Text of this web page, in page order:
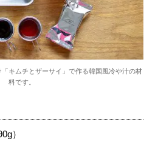
キムチとザーサイ」で作る韓国風冷や汁の材
料です。
）